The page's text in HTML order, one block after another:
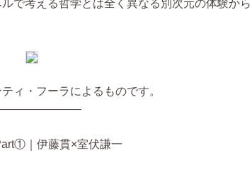
で考える哲学とは全く異なる別次元の体験から
ィ・フーラによるものです。
｜伊藤貫×室伏謙一